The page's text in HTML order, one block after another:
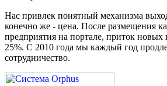
Нас привлек понятный механизма
конечно же - цена. После размещения
предприятия на портале, приток новых
25%. С 2010 года мы каждый год
сотрудничество.